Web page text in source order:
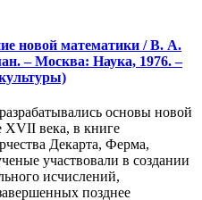
новой математики / В. А.
– Москва: Наука, 1976. –
основы новой
XVII века, в книге
Декарта, Ферма,
участвовали в создании
исчислений,
позднее